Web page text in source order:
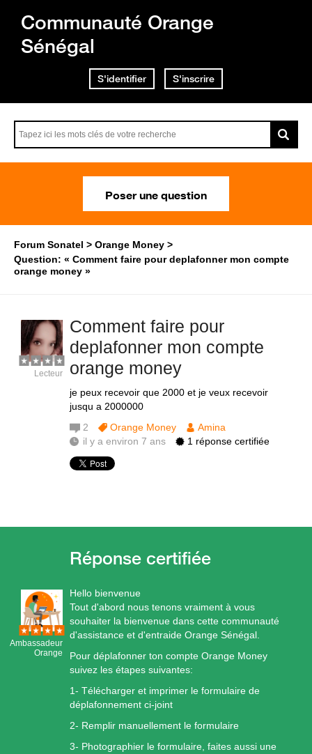
Communauté Orange
Sénégal
S'identifier S'inscrire
Poser une question
Forum Sonatel
Orange Money
Question: « Comment faire pour deplafonner mon compte
orange money »
Comment faire pour
deplafonner mon compte
orange money
je peux recevoir que 2000 et je veux recevoir
jusqu a 2000000
Lecteur
2 Orange Money
Amina
il y a environ 7 ans
1 réponse certifiée
Ambassadeur
Orange
Hello bienvenue
Tout d'abord nous tenons vraiment à vous
souhaiter la bienvenue dans cette communauté
d'assistance et d'entraide Orange Sénégal.
Pour déplafonner ton compte Orange Money
suivez les étapes suivantes:
1- Télécharger et imprimer le formulaire de
déplafonnement ci-joint
2- Remplir manuellement le formulaire
3- Photographier le formulaire, faites aussi une